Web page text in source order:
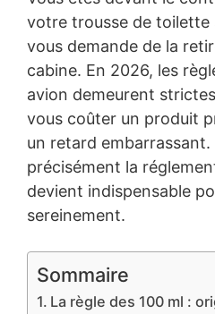
votre trousse de toilette
vous demande de la
cabine. En 2026, les
avion demeurent
vous coûter un produit
un retard
précisément la
devient indispensable
sereinement.
Sommaire
La règle des 100 ml :